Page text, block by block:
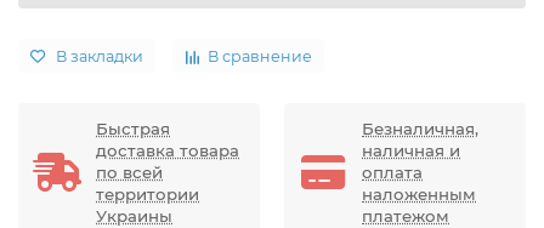
В закладки В сравнение
Быстрая
доставка товара
по всей
территории
Украины
Безналичная,
наличная и
оплата
наложенным
платежом